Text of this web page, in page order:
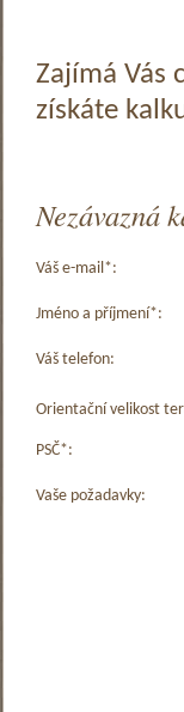
Zajímá Vás
získáte
Nezávazná
Váš e-mail*:
Jméno a příjmení*:
Váš telefon:
Orientační velikost
PSČ*:
Vaše požadavky: